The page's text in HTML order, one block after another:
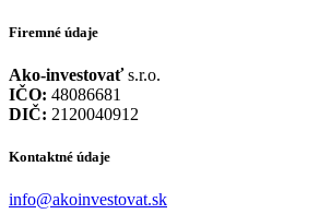
Firemné údaje
Ako-investovaťs.r.o.
IČO: 48086681
DIČ: 2120040912
Kontaktné údaje
info@akoinvestovat.sk